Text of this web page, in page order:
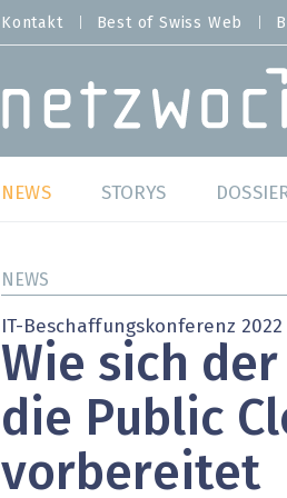
Kontakt Best of Swiss Web
MAIN NAVIGATION
NEWS
Studien
Meinungen
Hands-on
STORYS
Best
SAP
NEWS
IT-Beschaffungskonferenz 2022
Wie sich
die Public
vorbereitet